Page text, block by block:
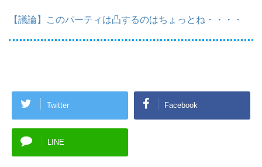
【議論】このパーティは凸するのはちょっとね・・・・
Twitter Facebook
LINE